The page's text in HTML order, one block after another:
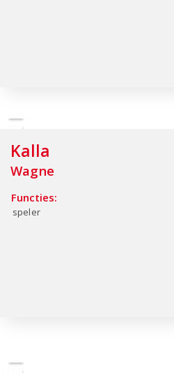
Kalla
Wagne
Functies:
speler